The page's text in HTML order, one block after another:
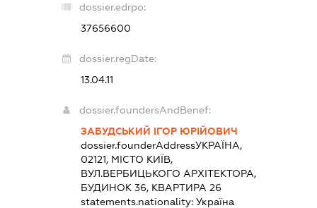
dossier.edrpo:
37656600
dossier.regDate:
13.04.11
dossier.foundersAndBenef:
ЗАБУДСЬКИЙ ІГОР ЮРІЙОВИЧ
dossier.founderAddressУКРАЇНА,
02121, МІСТО КИЇВ,
ВУЛ.ВЕРБИЦЬКОГО АРХІТЕКТОРА,
БУДИНОК 36, КВАРТИРА 26
statements.nationality: Україна